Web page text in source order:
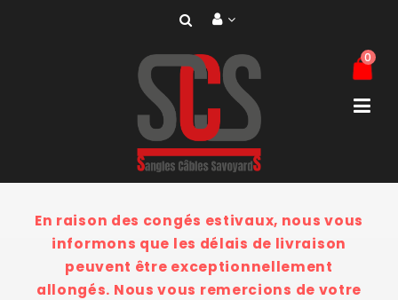
0
En raison des congés estivaux, nous vous
informons que les délais de livraison
peuvent être exceptionnellement
allongés. Nous vous remercions de votre